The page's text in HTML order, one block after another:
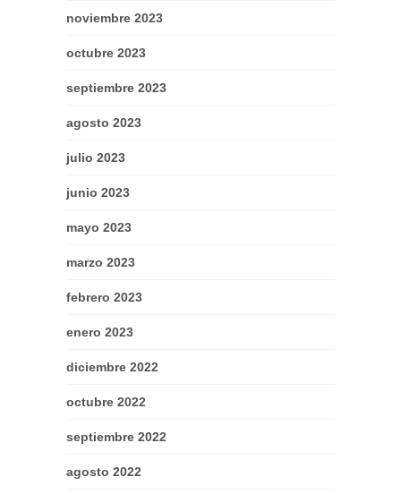
noviembre 2023
octubre 2023
septiembre 2023
agosto 2023
julio 2023
junio 2023
mayo 2023
marzo 2023
febrero 2023
enero 2023
diciembre 2022
octubre 2022
septiembre 2022
agosto 2022